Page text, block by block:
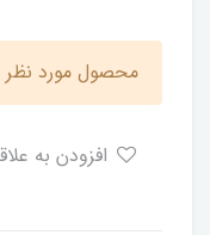
محصول مورد